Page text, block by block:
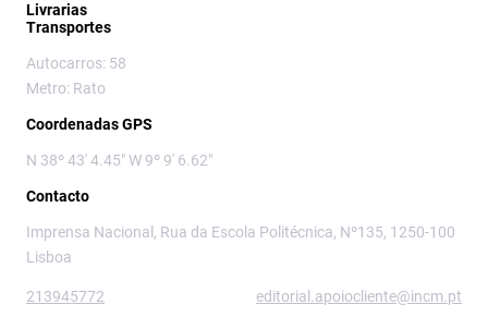
Livrarias
Transportes
Autocarros: 58
Metro: Rato
Coordenadas GPS
N 38º 43' 4.45" W 9º 9' 6.62"
Contacto
Imprensa Nacional, Rua da Escola Politécnica, Nº135, 1250-100
Lisboa
213945772 editorial.apoiocliente@incm.pt